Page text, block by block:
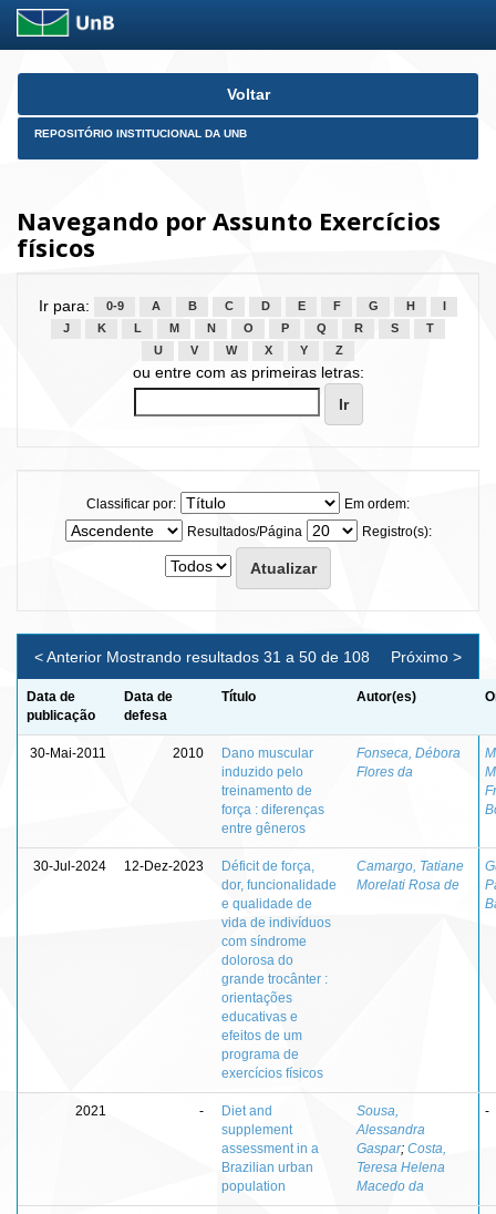
Skip
Voltar
REPOSITÓRIO INSTITUCIONAL DA UNB
Navegando por Assunto Exercícios
físicos
Ir para: 0-9 A B C D E F G H
J
K L M N O P Q R S
T
U
V W X Y Z
ou entre com as primeiras letras:
Classificar por:
Em ordem:
Resultados/Página
Registro(s):
Mostrando resultados 31 a 50 de 108
< Anterior Próximo >
Data de
publicação
Data de
defesa
Título Autor(es)
30-Mai-2011 2010
Dano muscular
induzido pelo
treinamento de
força : diferenças
entre gêneros
Fonseca, Débora
Flores da
30-Jul-2024 12-Dez-2023
Déficit de força,
dor, funcionalidade
e qualidade de
vida de indivíduos
com síndrome
dolorosa do
grande trocânter :
orientações
educativas e
efeitos de um
programa de
exercícios físicos
Camargo, Tatiane
Morelati Rosa de
2021 -
Diet and
supplement
assessment in a
Brazilian urban
population
Sousa,
Alessandra
Gaspar; Costa,
Teresa Helena
Macedo da
-